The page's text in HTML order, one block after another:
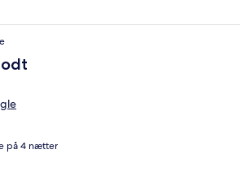
på 4 nætter